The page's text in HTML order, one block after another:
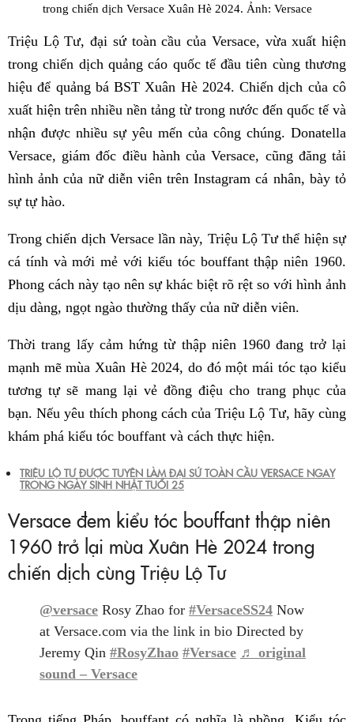
trong chiến dịch Versace Xuân Hè 2024. Ảnh: Versace
Triệu Lộ Tư, đại sứ toàn cầu của Versace, vừa xuất hiện
trong chiến dịch quảng cáo quốc tế đầu tiên cùng thương
hiệu để quảng bá BST Xuân Hè 2024. Chiến dịch của cô
xuất hiện trên nhiều nền tảng từ trong nước đến quốc tế và
nhận được nhiều sự yêu mến của công chúng. Donatella
Versace, giám đốc điều hành của Versace, cũng đăng tải
hình ảnh của nữ diễn viên trên Instagram cá nhân, bày tỏ
sự tự hào.
Trong chiến dịch Versace lần này, Triệu Lộ Tư thể hiện sự
cá tính và mới mẻ với kiểu tóc bouffant thập niên 1960.
Phong cách này tạo nên sự khác biệt rõ rệt so với hình ảnh
dịu dàng, ngọt ngào thường thấy của nữ diễn viên.
Thời trang lấy cảm hứng từ thập niên 1960 đang trở lại
mạnh mẽ mùa Xuân Hè 2024, do đó một mái tóc tạo kiểu
tương tự sẽ mang lại vẻ đồng điệu cho trang phục của
bạn. Nếu yêu thích phong cách của Triệu Lộ Tư, hãy cùng
khám phá kiểu tóc bouffant và cách thực hiện.
TRIỆU LỘ TƯ ĐƯỢC TUYÊN LÀM ĐẠI SỨ TOÀN CẦU VERSACE NGAY
TRONG NGÀY SINH NHẬT TUỔI 25
Versace đem kiểu tóc bouffant thập niên
1960 trở lại mùa Xuân Hè 2024 trong
chiến dịch cùng Triệu Lộ Tư
@versace Rosy Zhao for #VersaceSS24 Now
at Versace.com via the link in bio Directed by
Jeremy Qin #RosyZhao #Versace ♬ original
sound – Versace